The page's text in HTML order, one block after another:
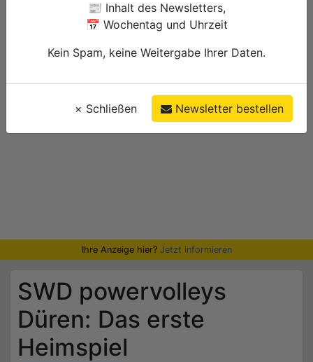
Ihre Anzeige hier? Jetzt informieren
SWD powervolleys
Düren: Das erste
Heimspiel
📰 Inhalt des Newsletters,
📅 Wochentag und Uhrzeit
Kein Spam, keine Weitergabe Ihrer Daten.
× Schließen Newsletter bestellen